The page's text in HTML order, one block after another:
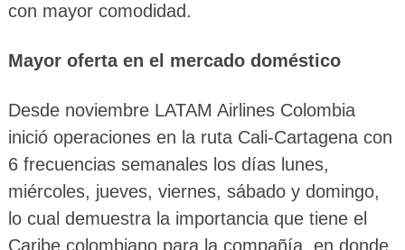
con mayor comodidad.
Mayor oferta en el mercado doméstico
Desde noviembre LATAM Airlines Colombia
inició operaciones en la ruta Cali-Cartagena con
6 frecuencias semanales los días lunes,
miércoles, jueves, viernes, sábado y domingo,
lo cual demuestra la importancia que tiene el
Caribe colombiano para la compañía, en donde